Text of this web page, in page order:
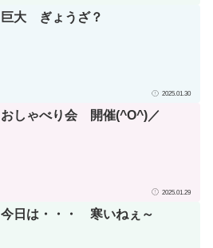
巨大 ぎょうざ？
2025.01.30
おしゃべり会 開催(^O^)／
2025.01.29
今日は・・・ 寒いねぇ～